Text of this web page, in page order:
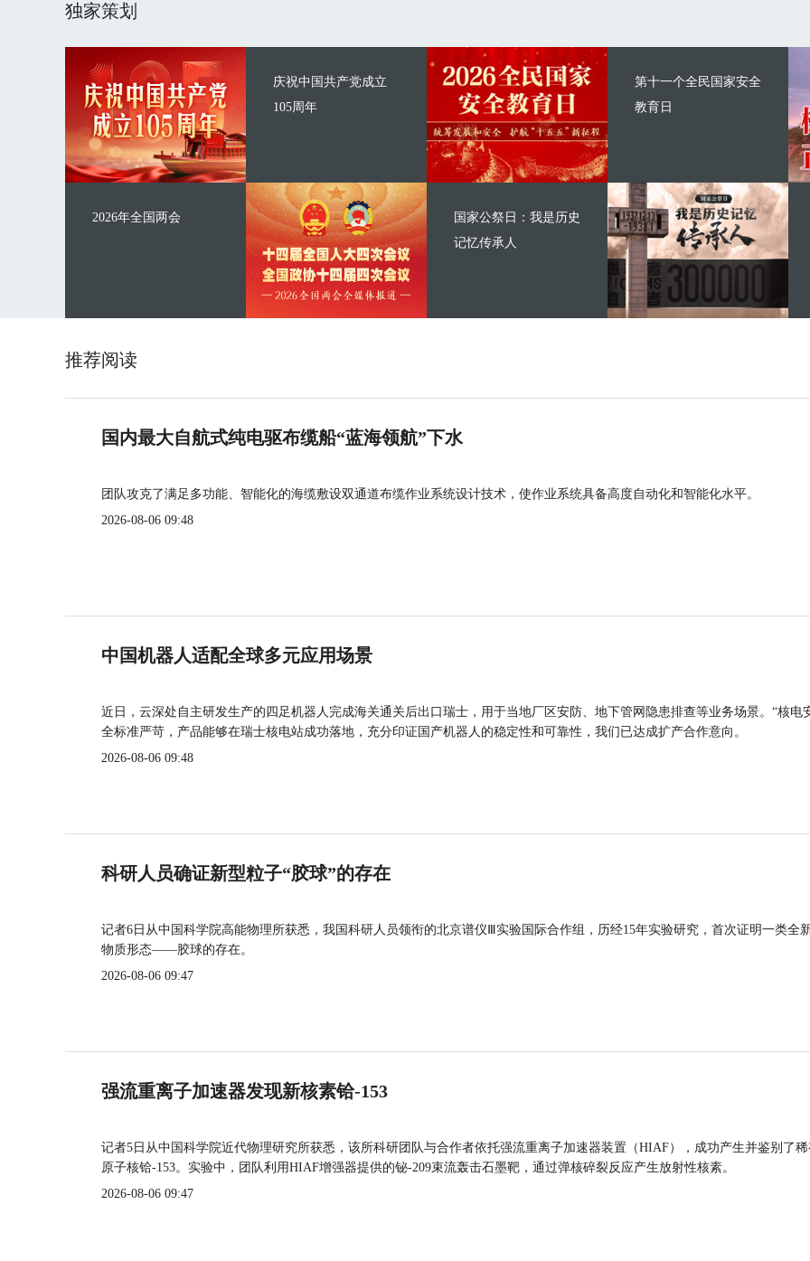
独家策划
庆祝中国共产党成立
105周年
2026年全国两会
第十一个全民国家安全
教育日
国家公祭日：我是历史
记忆传承人
推荐阅读
国内最大自航式纯电驱布缆船“蓝海领航”下水
团队攻克了满足多功能、智能化的海缆敷设双通道布缆作业系统设计技术，使作业系统具备高度自动化和智能化水平。
2026-08-06 09:48
中国机器人适配全球多元应用场景
近日，云深处自主研发生产的四足机器人完成海关通关后出口瑞士，用于当地厂区安防、地下管网隐患排查等业务场景。“核电
全标准严苛，产品能够在瑞士核电站成功落地，充分印证国产机器人的稳定性和可靠性，我们已达成扩产合作意向。
2026-08-06 09:48
科研人员确证新型粒子“胶球”的存在
记者6日从中国科学院高能物理所获悉，我国科研人员领衔的北京谱仪Ⅲ实验国际合作组，历经15年实验研究，首次证明一类全
物质形态——胶球的存在。
2026-08-06 09:47
强流重离子加速器发现新核素铪-153
记者5日从中国科学院近代物理研究所获悉，该所科研团队与合作者依托强流重离子加速器装置（HIAF），成功产生并鉴别了
原子核铪-153。实验中，团队利用HIAF增强器提供的铋-209束流轰击石墨靶，通过弹核碎裂反应产生放射性核素。
2026-08-06 09:47